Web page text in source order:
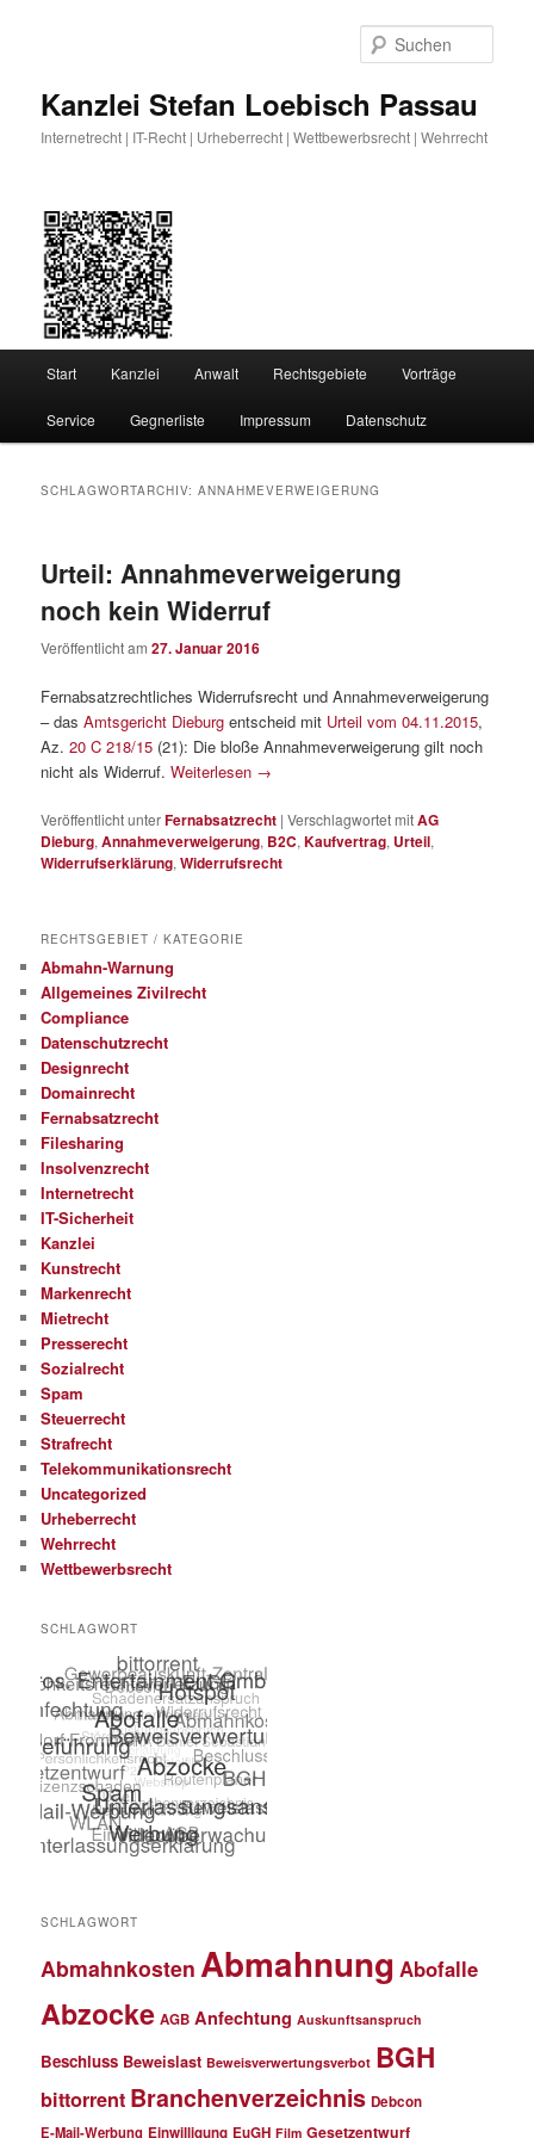
Kanzlei Stefan Loebisch Passau
Internetrecht | IT-Recht | Urheberrecht | Wettbewerbsrecht | Wehrrecht
Start Kanzlei Anwalt Rechtsgebiete Vorträge
Service Gegnerliste Impressum Datenschutz
SCHLAGWORTARCHIV:ANNAHMEVERWEIGERUNG
Urteil: Annahmeverweigerung
noch kein Widerruf
Veröffentlicht am27. Januar 2016
Fernabsatzrechtliches Widerrufsrecht und Annahmeverweigerung
– dasAmtsgericht Dieburg entscheid mit Urteil vom 04.11.2015,
Az.20 C 218/15 (21): Die bloße Annahmeverweigerung gilt noch
nicht als Widerruf.Weiterlesen →
Veröffentlicht unterFernabsatzrecht |Verschlagwortet mitAG
Dieburg,Annahmeverweigerung, B2C,Kaufvertrag, Urteil,
Widerrufserklärung,Widerrufsrecht
RECHTSGEBIET / KATEGORIE
Abmahn-Warnung
Allgemeines Zivilrecht
Compliance
Datenschutzrecht
Designrecht
Domainrecht
Fernabsatzrecht
Filesharing
Insolvenzrecht
Internetrecht
IT-Sicherheit
Kanzlei
Kunstrecht
Markenrecht
Mietrecht
Presserecht
Sozialrecht
Spam
Steuerrecht
Strafrecht
Telekommunikationsrecht
Uncategorized
Urheberrecht
Wehrrecht
Wettbewerbsrecht
SCHLAGWORT
SCHLAGWORT
Abmahnkosten Abmahnung Abofalle
Abzocke AGB Anfechtung Auskunftsanspruch
Beschluss Beweislast Beweisverwertungsverbot BGH
bittorrent Branchenverzeichnis Debcon
E-Mail-Werbung Einwilligung EuGH Film Gesetzentwurf